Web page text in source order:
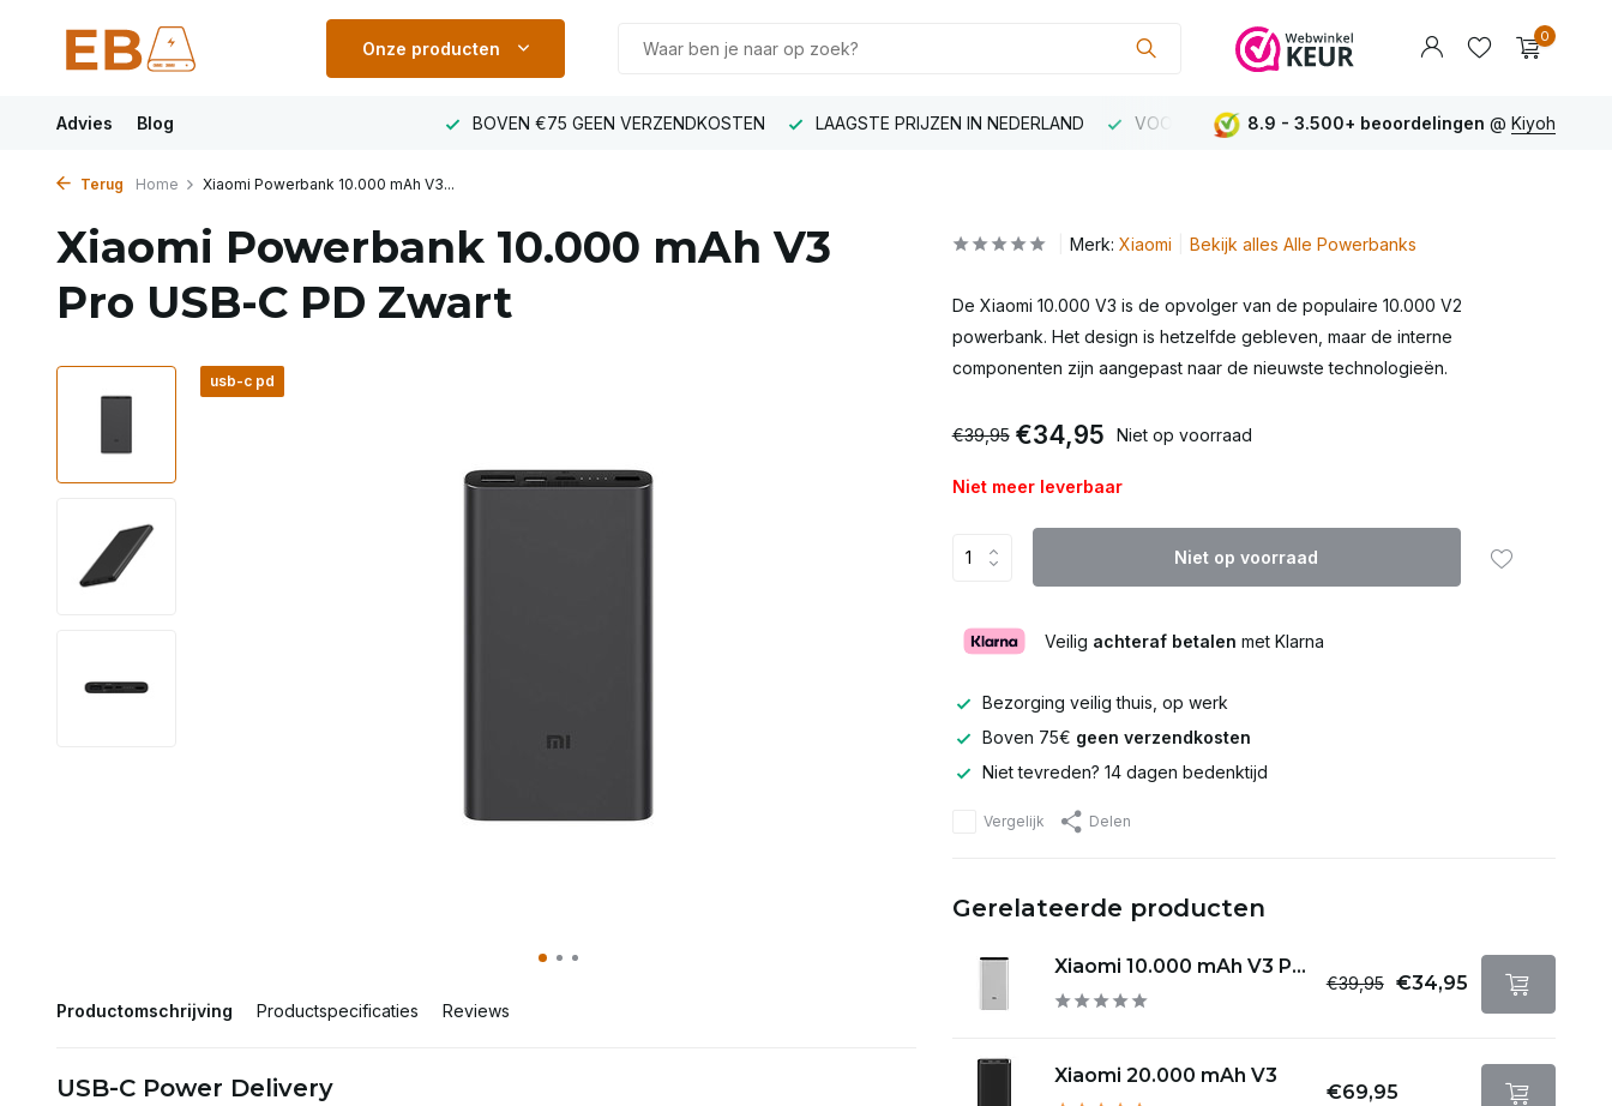
Onze producten
Gebruik de pijltjes op en neer om een beschikbaar
Account
0
Advies Blog
VOOR 23:00 uur besteld MORGEN IN HUIS BOVEN €75 GEEN VERZENDKOSTEN LAAGSTE PRIJZEN IN NEDERLAND VOOR 23:00 uur besteld MORGEN IN HUIS BOVEN €75
8.9 - 3.500+ beoordelingen @ Kiyoh
Terug Home Xiaomi Powerbank 10.000 mAh V3...
Xiaomi Powerbank 10.000 mAh V3
Pro USB-C PD Zwart
usb-c pd
Productomschrijving Productspecificaties Reviews
USB-C Power Delivery
Merk: Xiaomi Bekijk alles Alle Powerbanks
De Xiaomi 10.000 V3 is de opvolger van de populaire 10.000 V2
powerbank. Het design is hetzelfde gebleven, maar de interne
componenten zijn aangepast naar de nieuwste technologieën.
€39,95 €34,95 Niet op voorraad
Niet meer leverbaar
Niet op voorraad
Veilig achteraf betalen met Klarna
Bezorging veilig thuis, op werk
Boven 75€ geen verzendkosten
Niet tevreden? 14 dagen bedenktijd
Vergelijk Delen
Gerelateerde producten
Xiaomi 10.000 mAh V3 P...
€39,95 €34,95
Xiaomi 20.000 mAh V3
€69,95